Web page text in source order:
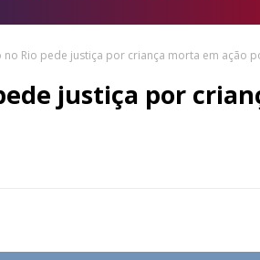
no Rio pede justiça por criança morta em ação
justiça por